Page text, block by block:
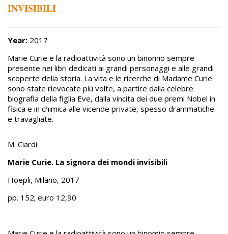
INVISIBILI
Year: 2017
Marie Curie e la radioattività sono un binomio sempre
presente nei libri dedicati ai grandi personaggi e alle grandi
scoperte della storia. La vita e le ricerche di Madame Curie
sono state rievocate più volte, a partire dalla celebre
biografia della figlia Eve, dalla vincita dei due premi Nobel in
fisica e in chimica alle vicende private, spesso drammatiche
e travagliate.
M. Ciardi
Marie Curie. La signora dei mondi invisibili
Hoepli, Milano, 2017
pp. 152; euro 12,90